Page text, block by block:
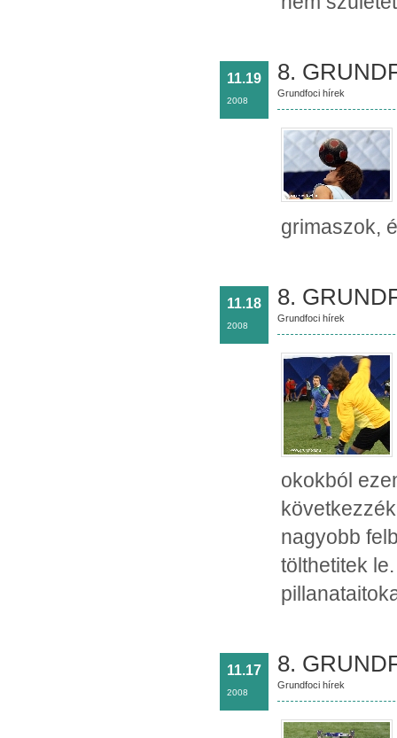
11.19
2008
8.
Grundfoci hírek
grimaszok,
11.18
2008
8.
Grundfoci hírek
okokból
nagyobb
tölthetitek
11.17
2008
8.
Grundfoci hírek